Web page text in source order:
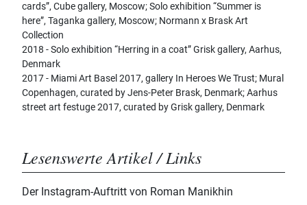
cards”, Cube gallery, Moscow; Solo exhibition “Summer is
here”, Taganka gallery, Moscow; Normann x Brask Art
Collection
2018 - Solo exhibition “Herring in a coat” Grisk gallery, Аarhus,
Denmark
2017 - Miami Art Basel 2017, gallery In Heroes We Trust; Mural
Copenhagen, curated by Jens-Peter Brask, Denmark; Аarhus
street art festuge 2017, curated by Grisk gallery, Denmark
Lesenswerte Artikel / Links
Der Instagram-Auftritt von Roman Manikhin